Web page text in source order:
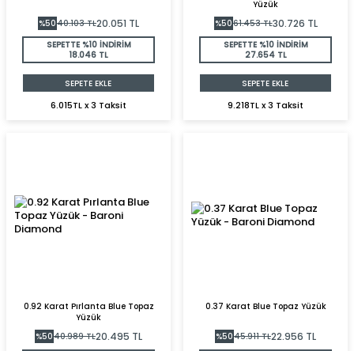
%5040.103TL20.051 TL
SEPETTE %10 İNDİRİM
18.046 TL
SEPETE EKLE
6.015TL x 3 Taksit
Yüzük
%5061.453TL30.726 TL
SEPETTE %10 İNDİRİM
27.654 TL
SEPETE EKLE
9.218TL x 3 Taksit
0.92 Karat Pırlanta Blue Topaz
Yüzük
%5040.989TL20.495 TL
0.37 Karat Blue Topaz Yüzük
%5045.911TL22.956 TL